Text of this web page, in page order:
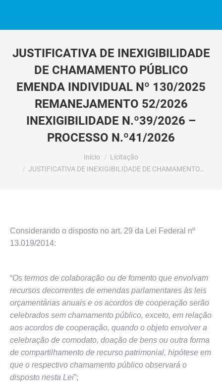
JUSTIFICATIVA DE INEXIGIBILIDADE
DE CHAMAMENTO PÚBLICO
EMENDA INDIVIDUAL Nº 130/2025
REMANEJAMENTO 52/2026
INEXIGIBILIDADE N.º39/2026 –
PROCESSO N.º41/2026
Início
Licitação
JUSTIFICATIVA DE INEXIGIBILIDADE DE CHAMAMENTO…
Considerando o disposto no art. 29 da Lei Federal nº
13.019/2014:
“Os termos de colaboração ou de fomento que envolvam
recursos decorrentes de emendas parlamentares às leis
orçamentárias anuais e os acordos de cooperação serão
celebrados sem chamamento público, exceto, em relação
aos acordos de cooperação, quando o objeto envolver a
celebração de comodato, doação de bens ou outra forma
de compartilhamento de recurso patrimonial, hipótese em
que o respectivo chamamento público observará o
disposto nesta Lei”;